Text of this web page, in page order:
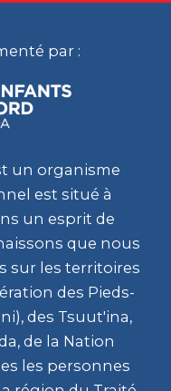
par :
un organisme
est situé à
un esprit de
que nous
sur les territoires
des Pieds-
des Tsuut'ina,
de la Nation
les personnes